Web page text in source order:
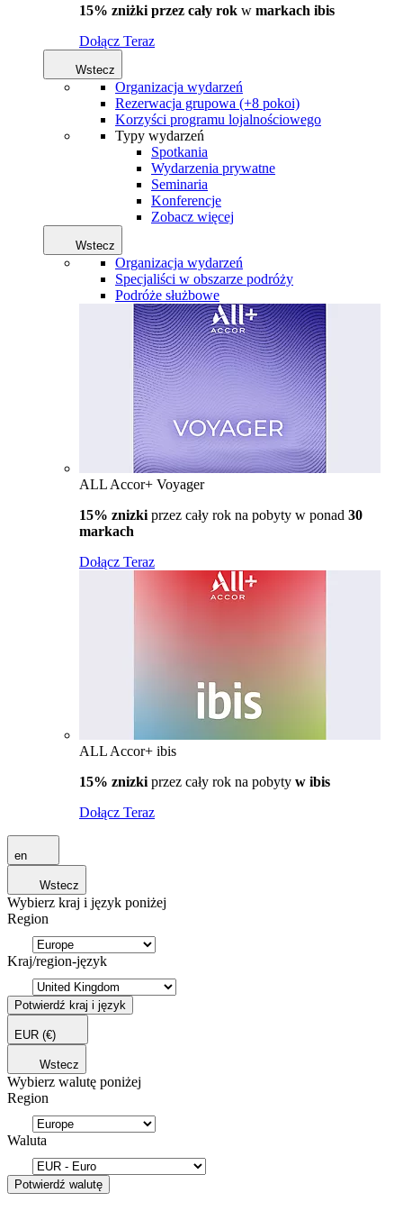
15% zniżki przez cały rok w markach ibis
Dołącz Teraz
Wstecz
Organizacja wydarzeń
Rezerwacja grupowa (+8 pokoi)
Korzyści programu lojalnościowego
Typy wydarzeń
Spotkania
Wydarzenia prywatne
Seminaria
Konferencje
Zobacz więcej
Wstecz
Organizacja wydarzeń
Specjaliści w obszarze podróży
Podróże służbowe
ALL Accor+ Voyager
15% znizki przez cały rok na pobyty w ponad 30
markach
Dołącz Teraz
ALL Accor+ ibis
15% znizki przez cały rok na pobyty w ibis
Dołącz Teraz
en
Wstecz
Wybierz kraj i język poniżej
Region
Kraj/region-język
Potwierdź kraj i język
EUR (€)
Wstecz
Wybierz walutę poniżej
Region
Waluta
Potwierdź walutę